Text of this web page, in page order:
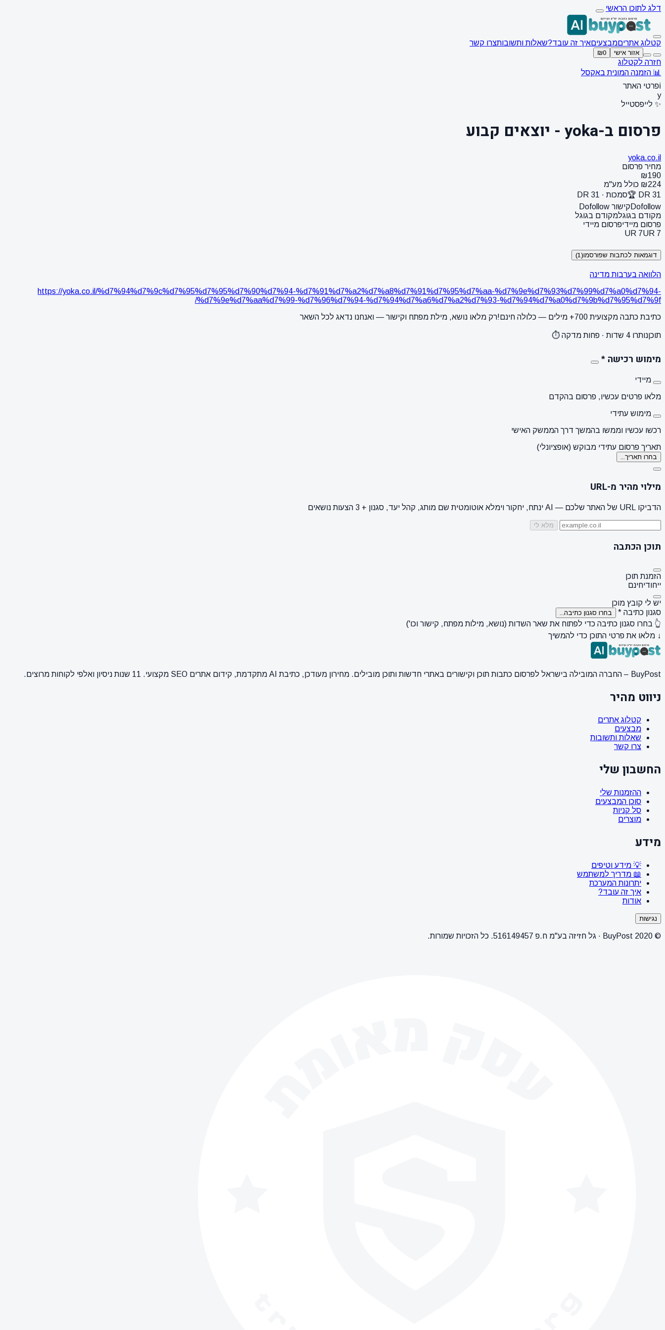
דלג לתוכן הראשי
קטלוג אתריםמבצעיםאיך זה עובד?שאלות ותשובותצרו קשר
אזור אישי ₪0
חזרה לקטלוג
📊 הזמנה המונית באקסל
ℹ️פרטי האתר
y
✨ לייפסטייל
פרסום ב-yoka - יוצאים קבוע
yoka.co.il
מחיר פרסום
₪190
₪224 כולל מע"מ
DR 31 🏆
סמכות · DR 31
Dofollow קישור Dofollow
מקודם בגוגלמקודם בגוגל
פרסום מיידיפרסום מיידי
UR 7UR 7
דוגמאות לכתבות שפורסמו(1)
הלוואה בערבות מדינה
https://yoka.co.il/%d7%94%d7%9c%d7%95%d7%95%d7%90%d7%94-%d7%91%d7%a2%d7%a8%d7%91%d7%95%d7%aa-%d7%9e%d7%93%d7%99%d7%a0%d7%94-
%d7%9e%d7%aa%d7%99-%d7%96%d7%94-%d7%94%d7%a6%d7%a2%d7%93-%d7%94%d7%a0%d7%9b%d7%95%d7%9f/
כתיבת כתבה מקצועית 700+ מילים — כלולה חינם!
רק מלאו נושא, מילת מפתח וקישור — ואנחנו נדאג לכל השאר
תוכןנותרו 4 שדות · פחות מדקה ⏱️
מימוש רכישה *
מיידי
מלאו פרטים עכשיו, פרסום בהקדם
מימוש עתידי
רכשו עכשיו וממשו בהמשך דרך הממשק האישי
תאריך פרסום עתידי מבוקש (אופציונלי)
בחרו תאריך...
מילוי מהיר מ-URL
הדביקו URL של האתר שלכם — AI ינתח, יחקור וימלא אוטומטית שם מותג, קהל יעד, סגנון + 3 הצעות נושאים
מלא לי
תוכן הכתבה
הזמנת תוכן
ייחודיחינם
יש לי קובץ מוכן
סגנון כתיבה * בחרו סגנון כתיבה...
👆 בחרו סגנון כתיבה כדי לפתוח את שאר השדות (נושא, מילות מפתח, קישור וכו')
↓ מלאו את פרטי התוכן כדי להמשיך
BuyPost – החברה המובילה בישראל לפרסום כתבות תוכן וקישורים באתרי חדשות ותוכן מובילים. מחירון מעודכן, כתיבת AI מתקדמת, קידום אתרים SEO מקצועי. 11 שנות ניסיון ואלפי לקוחות מרוצים.
ניווט מהיר
קטלוג אתרים
מבצעים
שאלות ותשובות
צרו קשר
החשבון שלי
ההזמנות שלי
סוכן המבצעים
סל קניות
מוצרים
מידע
💡 מידע וטיפים
📖 מדריך למשתמש
יתרונות המערכת
איך זה עובד?
אודות
נגישות
© 2020 BuyPost · גל חזיזה בע"מ ח.פ 516149457. כל הזכויות שמורות.